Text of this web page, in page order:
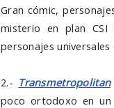
Gran cómic,
misterio en plan
personajes
2.- Transmetropolitan
poco ortodoxo en